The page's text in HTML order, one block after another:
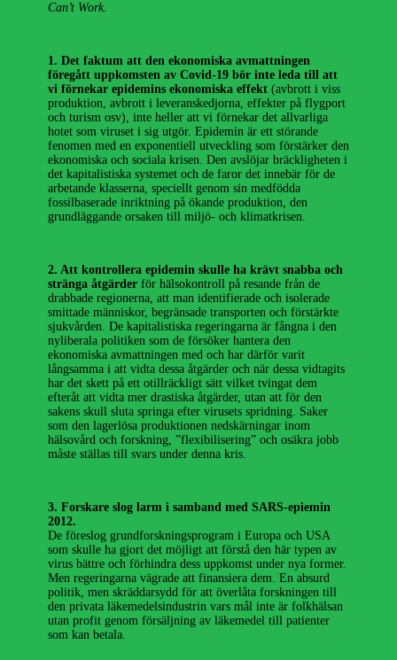
Can’t Work.
1. Det faktum att den ekonomiska avmattningen
föregått uppkomsten av Covid-19 bör inte leda till att
vi förnekar epidemins ekonomiska effekt (avbrott i viss
produktion, avbrott i leveranskedjorna, effekter på flygport
och turism osv), inte heller att vi förnekar det allvarliga
hotet som viruset i sig utgör. Epidemin är ett störande
fenomen med en exponentiell utveckling som förstärker den
ekonomiska och sociala krisen. Den avslöjar bräckligheten i
det kapitalistiska systemet och de faror det innebär för de
arbetande klasserna, speciellt genom sin medfödda
fossilbaserade inriktning på ökande produktion, den
grundläggande orsaken till miljö- och klimatkrisen.
2. Att kontrollera epidemin skulle ha krävt snabba och
stränga åtgärder för hälsokontroll på resande från de
drabbade regionerna, att man identifierade och isolerade
smittade människor, begränsade transporten och förstärkte
sjukvården. De kapitalistiska regeringarna är fångna i den
nyliberala politiken som de försöker hantera den
ekonomiska avmattningen med och har därför varit
långsamma i att vidta dessa åtgärder och när dessa vidtagits
har det skett på ett otillräckligt sätt vilket tvingat dem
efteråt att vidta mer drastiska åtgärder, utan att för den
sakens skull sluta springa efter virusets spridning. Saker
som den lagerlösa produktionen nedskärningar inom
hälsovård och forskning, ”flexibilisering” och osäkra jobb
måste ställas till svars under denna kris.
3. Forskare slog larm i samband med SARS-epiemin
2012.
De föreslog grundforskningsprogram i Europa och USA
som skulle ha gjort det möjligt att förstå den här typen av
virus bättre och förhindra dess uppkomst under nya former.
Men regeringarna vägrade att finansiera dem. En absurd
politik, men skräddarsydd för att överlåta forskningen till
den privata läkemedelsindustrin vars mål inte är folkhälsan
utan profit genom försäljning av läkemedel till patienter
som kan betala.